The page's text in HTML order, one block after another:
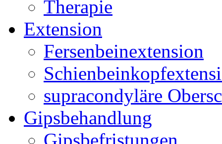
Therapie
Extension
Fersenbeinextension
supracondyläre
Gipsbehandlung